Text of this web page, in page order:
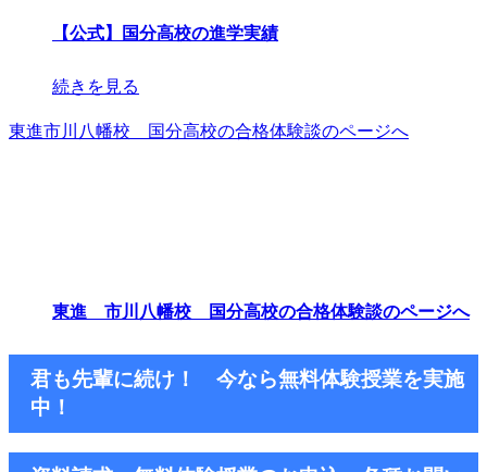
【公式】国分高校の進学実績
続きを見る
東進市川八幡校 国分高校の合格体験談のページへ
東進 市川八幡校 国分高校の合格体験談のページへ
君も先輩に続け！ 今なら無料体験授業を実施
中！